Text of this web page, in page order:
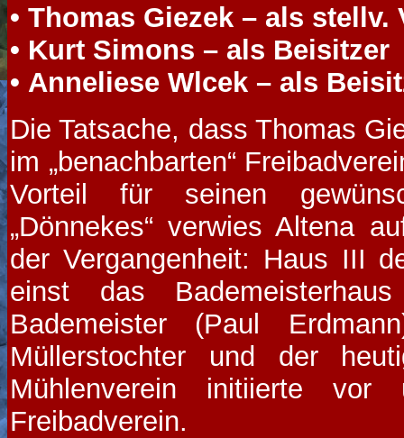
• Thomas Giezek – als stellv.
• Kurt Simons – als Beisitzer
• Anneliese Wlcek – als
Die Tatsache, dass Thomas
im „benachbarten“
Vorteil für seinen
„Dönnekes“ verwies Altena
der Vergangenheit: Haus III
einst das
Bademeister (Paul
Müllerstochter und der
Mühlenverein initiierte
Freibadverein.